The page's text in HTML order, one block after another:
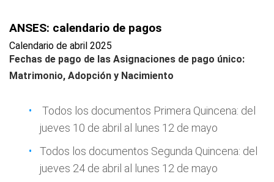
ANSES: calendario de pagos
Calendario de abril 2025
Fechas de pago de las Asignaciones de pago único:
Matrimonio, Adopción y Nacimiento
Todos los documentos Primera Quincena: del
jueves 10 de abril al lunes 12 de mayo
Todos los documentos Segunda Quincena: del
jueves 24 de abril al lunes 12 de mayo